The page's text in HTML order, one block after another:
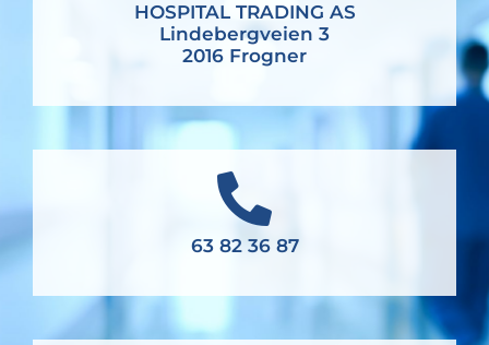
HOSPITAL TRADING AS
Lindebergveien 3
2016 Frogner
63 82 36 87